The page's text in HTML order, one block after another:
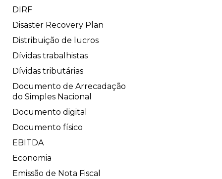
DIRF
Disaster Recovery Plan
Distribuição de lucros
Dívidas trabalhistas
Dívidas tributárias
Documento de Arrecadação
do Simples Nacional
Documento digital
Documento físico
EBITDA
Economia
Emissão de Nota Fiscal